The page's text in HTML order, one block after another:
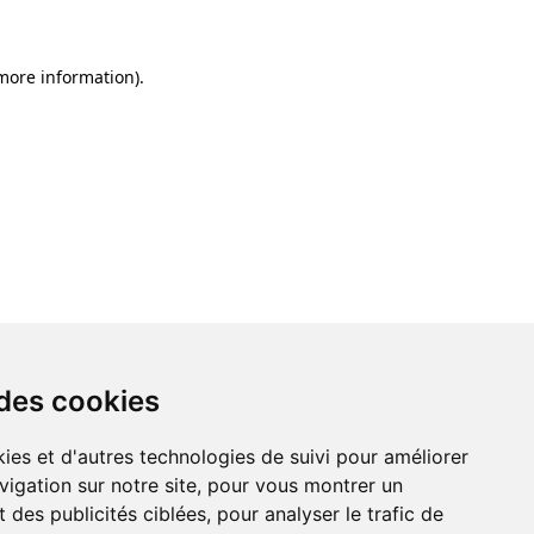
cookies
et d'autres technologies de suivi pour améliorer
sur notre site, pour vous montrer un
des publicités ciblées, pour analyser le trafic de
information).